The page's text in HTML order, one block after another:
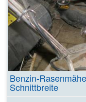
Benzin-
Schnittbreite